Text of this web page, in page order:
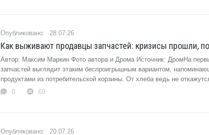
28.07.26
Как выживают продавцы запчастей: кризисы прошли,
Автор: Максим Маркин Фото автора и Дрома Источник: ДромНа
запчастей выглядит этаким беспроигрышным вариантом,
продуктами из потребительской корзины. От хлеба ведь не
0
69
20.07.26